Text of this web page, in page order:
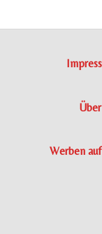
Werben